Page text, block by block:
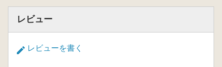
レビュー
レビューを書く